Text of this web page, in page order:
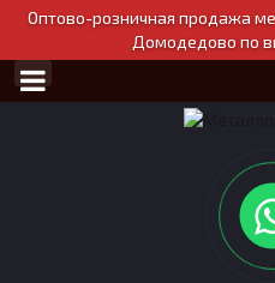
Оптово-розничная продажа
Домодедово по